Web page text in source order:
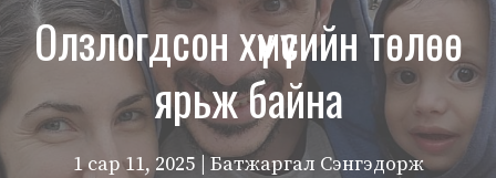
Олзлогдсон хүмүүсийн төлөө
ярьж байна
1 сар 11, 2025 | Батжаргал Сэнгэдорж